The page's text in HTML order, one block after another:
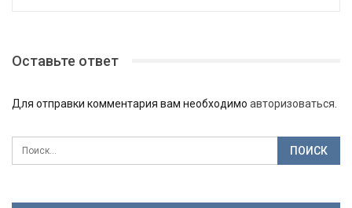
Оставьте ответ
Для отправки комментария вам необходимо авторизоваться